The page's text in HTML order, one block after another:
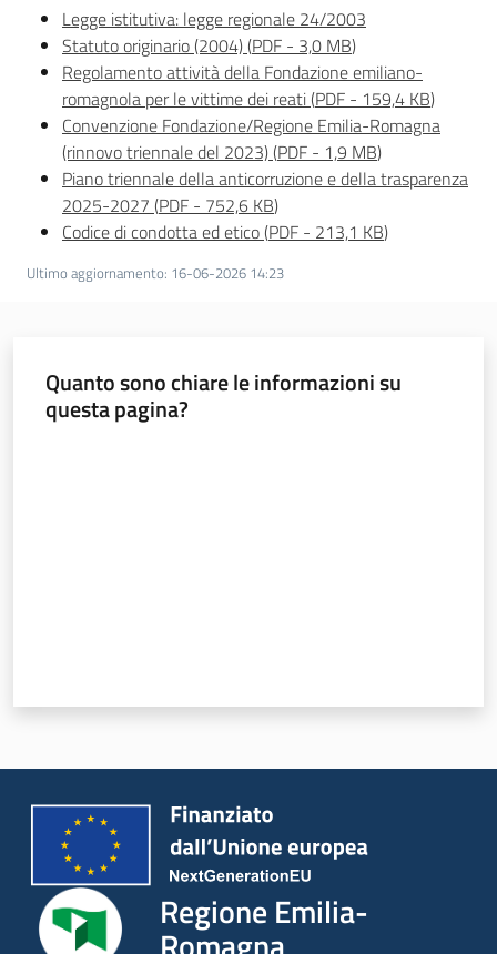
Come
sostenerci
Attività
Amministrazione
trasparente
Contatti
Novità
Leggi Atti Bandi
Argomenti
Legge istitutiva: legge regionale 24/2003
Statuto originario (2004)(PDF - 3,0 MB)
Regolamento attività della Fondazione emiliano-
romagnola per le vittime dei reati(PDF - 159,4 KB)
Convenzione Fondazione/Regione Emilia-Romagna
(rinnovo triennale del 2023)(PDF - 1,9 MB)
Piano triennale della anticorruzione e della trasparenza
2025-2027 (PDF - 752,6 KB)
Codice di condotta ed etico(PDF - 213,1 KB)
Ultimo aggiornamento: 16-06-2026 14:23
Quanto sono chiare le informazioni su
questa pagina?
Regione Emilia-